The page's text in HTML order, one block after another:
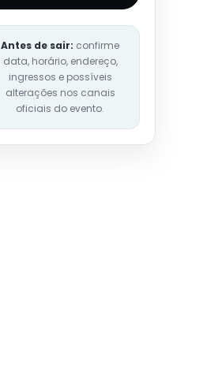
Antes de sair: confirme
data, horário, endereço,
ingressos e possíveis
alterações nos canais
oficiais do evento.